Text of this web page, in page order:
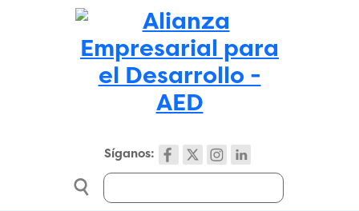
Skip to main content
Síganos:
Search